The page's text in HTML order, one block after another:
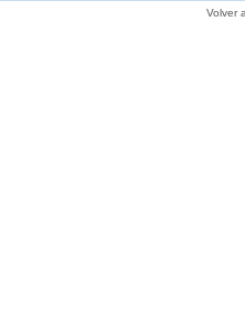
Volver a